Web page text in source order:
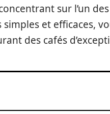
sur l’un
simples et efficaces,
des cafés